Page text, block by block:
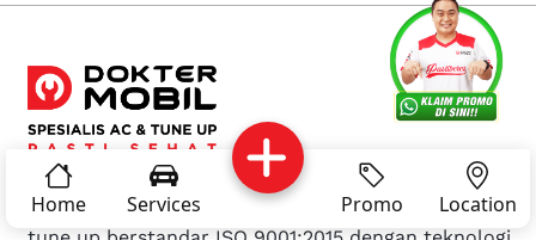
About Us
Complain Reservasi Article
Home Services Promo Location
Dokter Mobiladalah bengkel spesialis AC mobil &